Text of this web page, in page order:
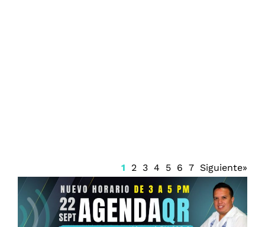
1 2 3 4 5 6 7 Siguiente»